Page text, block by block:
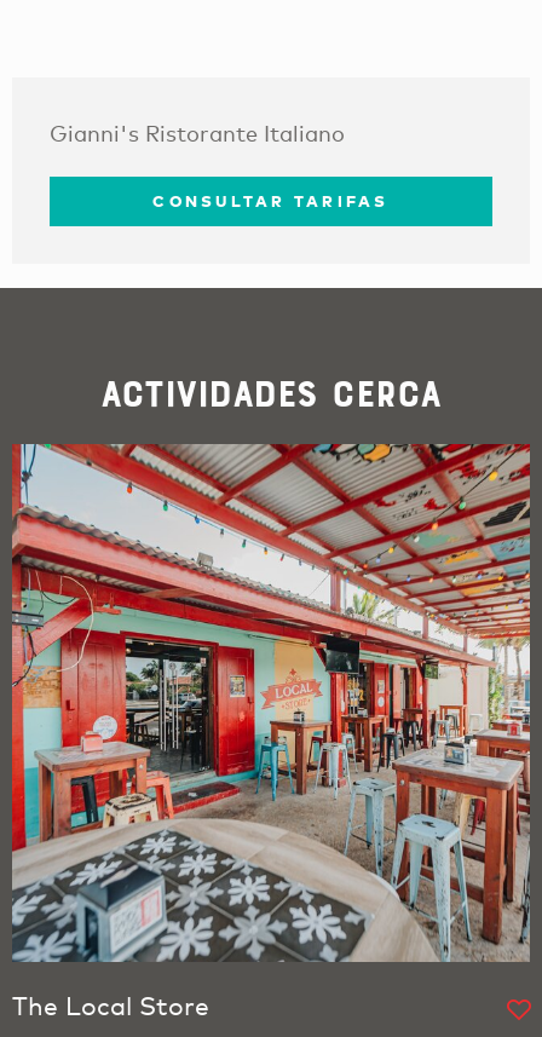
Gianni's Ristorante Italiano
CONSULTAR TARIFAS
Actividades cerca
The Local Store